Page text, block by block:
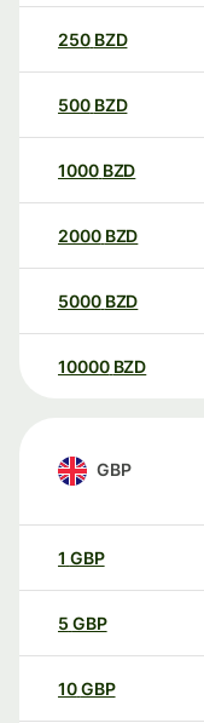
250 BZD
500 BZD
1000 BZD
2000 BZD
5000 BZD
10000 BZD
GBP
1 GBP
5 GBP
10GBP